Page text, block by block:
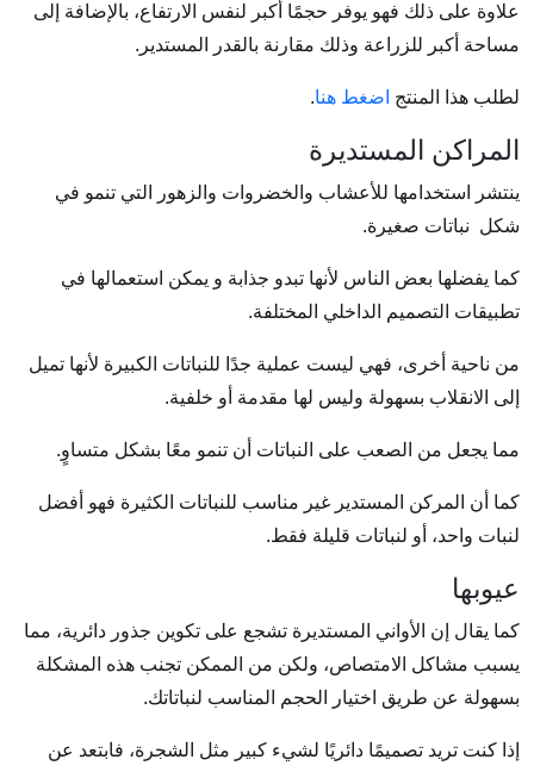
علاوة على ذلك فهو يوفر حجمًا أكبر لنفس الارتفاع، بالإضافة إلى
مساحة أكبر للزراعة وذلك مقارنة بالقدر المستدير.
لطلب هذا المنتج اضغط هنا.
المراكن المستديرة
ينتشر استخدامها للأعشاب والخضروات والزهور التي تنمو في
شكل نباتات صغيرة.
كما يفضلها بعض الناس لأنها تبدو جذابة و يمكن استعمالها في
تطبيقات التصميم الداخلي المختلفة.
من ناحية أخرى، فهي ليست عملية جدًا للنباتات الكبيرة لأنها تميل
إلى الانقلاب بسهولة وليس لها مقدمة أو خلفية.
مما يجعل من الصعب على النباتات أن تنمو معًا بشكل متساوٍ.
كما أن المركن المستدير غير مناسب للنباتات الكثيرة فهو أفضل
لنبات واحد، أو لنباتات قليلة فقط.
عيوبها
كما يقال إن الأواني المستديرة تشجع على تكوين جذور دائرية، مما
يسبب مشاكل الامتصاص، ولكن من الممكن تجنب هذه المشكلة
بسهولة عن طريق اختيار الحجم المناسب لنباتاتك.
إذا كنت تريد تصميمًا دائريًا لشيء كبير مثل الشجرة، فابتعد عن